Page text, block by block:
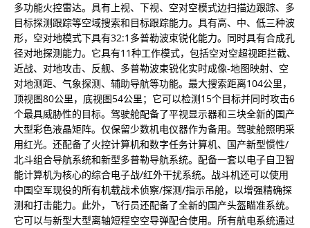
多功能火控雷达。具有上视、下视、空对空模式边扫描边跟踪、多
目标探测跟踪等空域搜索和目标跟踪能力。具有高、中、低三种波
形，空对地模式下具有32:1多普勒波束锐化能力。同时具有合成孔
径对地探测能力。它具有11种工作模式，包括空对空超视距拦截、
近战、对地攻击、反舰、多普勒波束锐化实时成像-地图映射、空
对地测距、气象探测、辅助导航等功能。最大搜索距离104公里，
顶视图80公里，底视图54公里；它可以检测15个目标并同时攻击6
个最具威胁性的目标。驾驶舱配备了平视显示器和三块全新的国产
大型彩色液晶矩阵。仅保留少数机电仪器作为备用。驾驶舱照明采
用红光。还配备了火控计算机和数字任务计算机、国产新型惯性/
北斗组合导航系统和新型多普勒导航系统。配备一套以电子自卫智
能计算机为核心的综合电子战/红外干扰系统。战斗机还可以使用
中国空军现役的所有机载战术侦察/探测/指示吊舱，以增强精确探
测和打击能力。此外，飞行员还配备了全新的国产头盔瞄准系统。
它可以与新型大型离轴短程空空导弹配合使用。所有航电系统通过